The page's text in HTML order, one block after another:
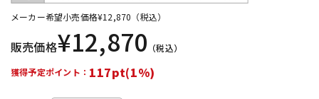
メーカー希望小売価格¥12,870 （税込）
販売価格¥12,870 （税込）
獲得予定ポイント： 117pt(1%)